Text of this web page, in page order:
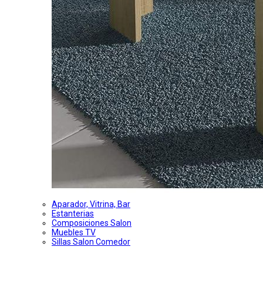
Aparador, Vitrina, Bar
Estanterias
Composiciones Salon
Muebles TV
Sillas Salon Comedor